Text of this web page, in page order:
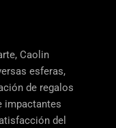
Caolin
esferas,
de regalos
impactantes
del